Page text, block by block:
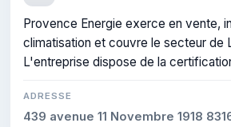
Provence Energie exerce en vente,
climatisation et couvre le secteur de
L'entreprise dispose de la
ADRESSE
439 avenue 11 Novembre 1918